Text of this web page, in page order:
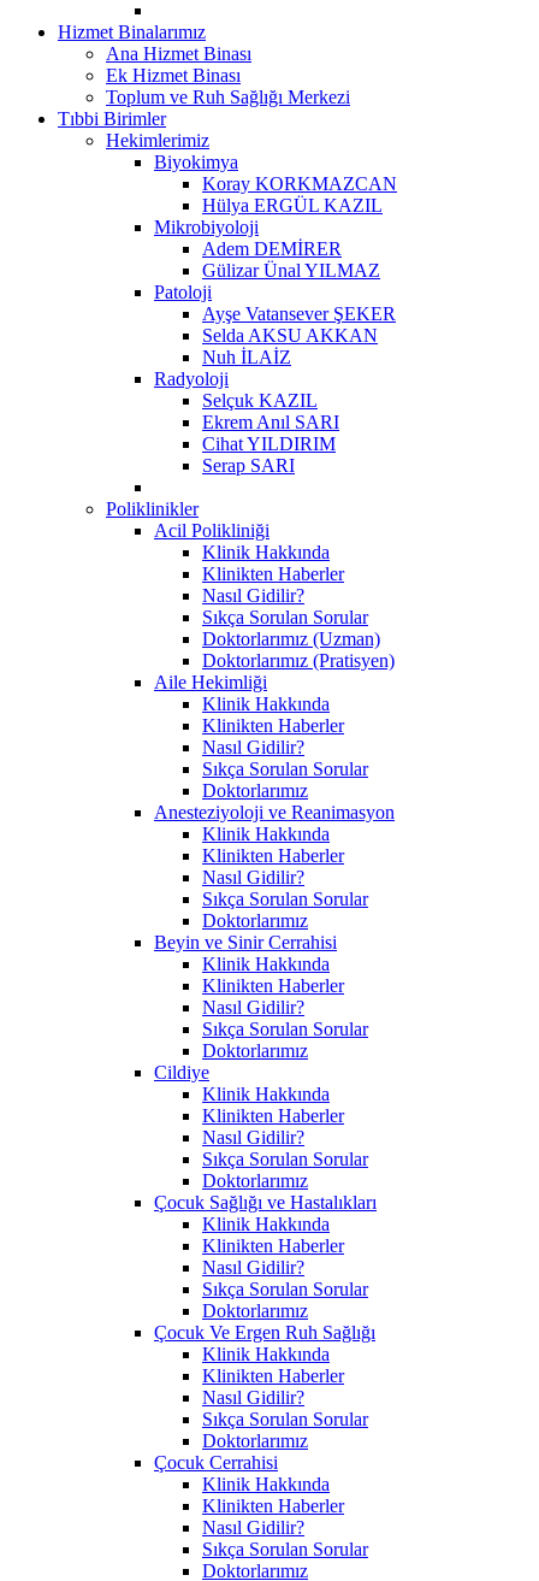
Hizmet Binalarımız
Ana Hizmet Binası
Ek Hizmet Binası
Toplum ve Ruh Sağlığı Merkezi
Tıbbi Birimler
Hekimlerimiz
Biyokimya
Koray KORKMAZCAN
Hülya ERGÜL KAZIL
Mikrobiyoloji
Adem DEMİRER
Gülizar Ünal YILMAZ
Patoloji
Ayşe Vatansever ŞEKER
Selda AKSU AKKAN
Nuh İLAİZ
Radyoloji
Selçuk KAZIL
Ekrem Anıl SARI
Cihat YILDIRIM
Serap SARI
Poliklinikler
Acil Polikliniği
Klinik Hakkında
Klinikten Haberler
Nasıl Gidilir?
Sıkça Sorulan Sorular
Doktorlarımız (Uzman)
Doktorlarımız (Pratisyen)
Aile Hekimliği
Klinik Hakkında
Klinikten Haberler
Nasıl Gidilir?
Sıkça Sorulan Sorular
Doktorlarımız
Anesteziyoloji ve Reanimasyon
Klinik Hakkında
Klinikten Haberler
Nasıl Gidilir?
Sıkça Sorulan Sorular
Doktorlarımız
Beyin ve Sinir Cerrahisi
Klinik Hakkında
Klinikten Haberler
Nasıl Gidilir?
Sıkça Sorulan Sorular
Doktorlarımız
Cildiye
Klinik Hakkında
Klinikten Haberler
Nasıl Gidilir?
Sıkça Sorulan Sorular
Doktorlarımız
Çocuk Sağlığı ve Hastalıkları
Klinik Hakkında
Klinikten Haberler
Nasıl Gidilir?
Sıkça Sorulan Sorular
Doktorlarımız
Çocuk Ve Ergen Ruh Sağlığı
Klinik Hakkında
Klinikten Haberler
Nasıl Gidilir?
Sıkça Sorulan Sorular
Doktorlarımız
Çocuk Cerrahisi
Klinik Hakkında
Klinikten Haberler
Nasıl Gidilir?
Sıkça Sorulan Sorular
Doktorlarımız